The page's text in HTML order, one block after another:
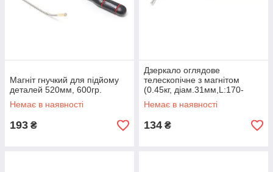
Магніт гнучкий для підйому
деталей 520мм, 600гр.
Немає в наявності
193 ₴
Дзеркало оглядове
телескопічне з магнітом
(0.45кг, діам.31мм,L:170-
515мм), в блістері
Немає в наявності
134 ₴